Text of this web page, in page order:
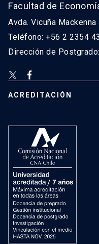
Facultad de
Avda. Vicuña
Teléfono: +56 2 2354
Dirección de
ACREDITACIÓN